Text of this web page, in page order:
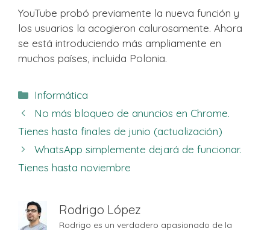
YouTube probó previamente la nueva función y
los usuarios la acogieron calurosamente. Ahora
se está introduciendo más ampliamente en
muchos países, incluida Polonia.
Categorías
Informática
No más bloqueo de anuncios en Chrome.
Tienes hasta finales de junio (actualización)
WhatsApp simplemente dejará de funcionar.
Tienes hasta noviembre
Rodrigo López
Rodrigo es un verdadero apasionado de la